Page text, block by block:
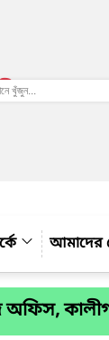
তথ্য বাতায়ন
আমাদের
অফিস,